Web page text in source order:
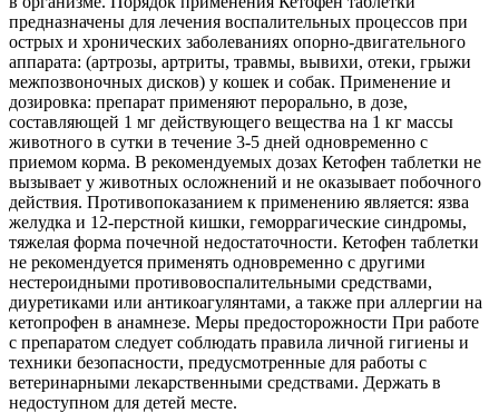
предназначены для лечения воспалительных процессов при
острых и хронических заболеваниях опорно-двигательного
аппарата: (артрозы, артриты, травмы, вывихи, отеки, грыжи
межпозвоночных дисков) у кошек и собак. Применение и
дозировка: препарат применяют перорально, в дозе,
составляющей 1 мг действующего вещества на 1 кг массы
животного в сутки в течение 3-5 дней одновременно с
приемом корма. В рекомендуемых дозах Кетофен таблетки не
вызывает у животных осложнений и не оказывает побочного
действия. Противопоказанием к применению является: язва
желудка и 12-перстной кишки, геморрагические синдромы,
тяжелая форма почечной недостаточности. Кетофен таблетки
не рекомендуется применять одновременно с другими
нестероидными противовоспалительными средствами,
диуретиками или антикоагулянтами, а также при аллергии на
кетопрофен в анамнезе. Меры предосторожности При работе
с препаратом следует соблюдать правила личной гигиены и
техники безопасности, предусмотренные для работы с
ветеринарными лекарственными средствами. Держать в
недоступном для детей месте.